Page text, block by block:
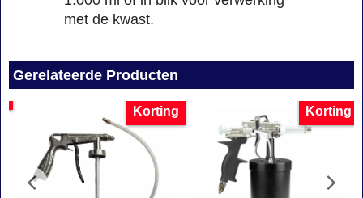
met de kwast.
Gerelateerde Producten
Korting Korting